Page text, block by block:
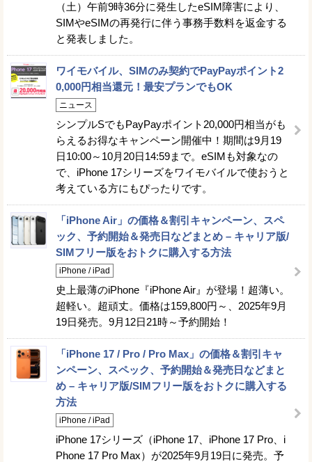
（土）午前9時36分に発生したeSIM障害により、
SIMやeSIMの再発行に伴う事務手数料を返金する
と発表しました。
ワイモバイル、SIMのみ契約でPayPayポイント2
0,000円相当還元！最安プランでもOK
ニュース
シンプルSでもPayPayポイント20,000円相当がも
らえるお得なキャンペーン開催中！期間は9月19
日10:00～10月20日14:59まで。eSIMも対象なの
で、iPhone 17シリーズをワイモバイルで使おうと
考えている方にもぴったりです。
「iPhone Air」の価格＆割引キャンペーン、スペ
ック、予約開始＆発売日などまとめ – キャリア版/
SIMフリー版をおトクに購入する方法
iPhone / iPad
史上最薄のiPhone『iPhone Air』が登場！超薄い。
超軽い。超頑丈。価格は159,800円～、2025年9月
19日発売。9月12日21時～予約開始！
「iPhone 17 / Pro / Pro Max」の価格＆割引キャ
ンペーン、スペック、予約開始＆発売日などまと
め – キャリア版/SIMフリー版をおトクに購入する
方法
iPhone / iPad
iPhone 17シリーズ（iPhone 17、iPhone 17 Pro、i
Phone 17 Pro Max）が2025年9月19日に発売。予